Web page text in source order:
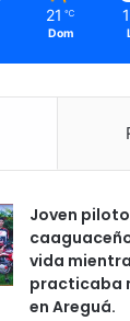
21 ℃
Dom
Joven piloto
vida
practicaba
en Areguá.